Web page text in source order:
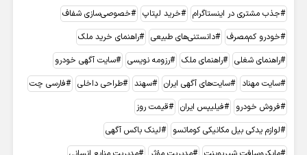
جذب مشتری در اینستاگرام
خرید لپتاپ
خصوصی‌سازی شفاف
خودرو کم‌مصرف
دانستنی‌های طبیعی
راهنمای خرید ملک
راهنمای شغلی
راهنمای ملک رزومه نویسی
سایت آگهی خودرو
سایت مهناد
سایت‌های آگهی ایران سهند طراحی داخلی
فارسی چت
فروش خودرو
فیلیپس ایران
قیمت روز
لوازم یدکی بیل مکانیکی کوماتسو
لینک باکس آگهی